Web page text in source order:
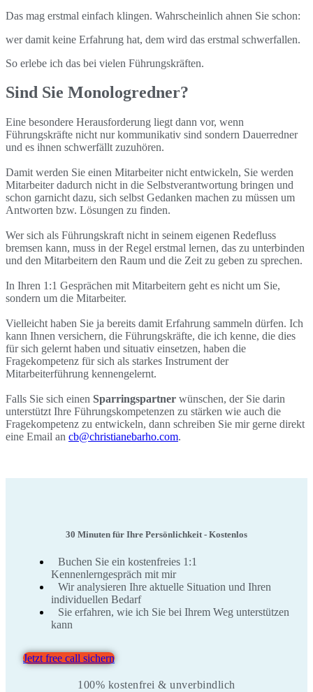
Das mag erstmal einfach klingen. Wahrscheinlich ahnen Sie schon:
wer damit keine Erfahrung hat, dem wird das erstmal schwerfallen.
So erlebe ich das bei vielen Führungskräften.
Sind Sie Monologredner?
Eine besondere Herausforderung liegt dann vor, wenn
Führungskräfte nicht nur kommunikativ sind sondern Dauerredner
und es ihnen schwerfällt zuzuhören.
Damit werden Sie einen Mitarbeiter nicht entwickeln, Sie werden
Mitarbeiter dadurch nicht in die Selbstverantwortung bringen und
schon garnicht dazu, sich selbst Gedanken machen zu müssen um
Antworten bzw. Lösungen zu finden.
Wer sich als Führungskraft nicht in seinem eigenen Redefluss
bremsen kann, muss in der Regel erstmal lernen, das zu unterbinden
und den Mitarbeitern den Raum und die Zeit zu geben zu sprechen.
In Ihren 1:1 Gesprächen mit Mitarbeitern geht es nicht um Sie,
sondern um die Mitarbeiter.
Vielleicht haben Sie ja bereits damit Erfahrung sammeln dürfen. Ich
kann Ihnen versichern, die Führungskräfte, die ich kenne, die dies
für sich gelernt haben und situativ einsetzen, haben die
Fragekompetenz für sich als starkes Instrument der
Mitarbeiterführung kennengelernt.
Falls Sie sich einen Sparringspartner wünschen, der Sie darin
unterstützt Ihre Führungskompetenzen zu stärken wie auch die
Fragekompetenz zu entwickeln, dann schreiben Sie mir gerne direkt
eine Email an cb@christianebarho.com.
30 Minuten für Ihre Persönlichkeit - Kostenlos
Buchen Sie ein kostenfreies 1:1
Kennenlerngespräch mit mir
Wir analysieren Ihre aktuelle Situation und Ihren
individuellen Bedarf
Sie erfahren, wie ich Sie bei Ihrem Weg unterstützen
kann
Jetzt free call sichern
100% kostenfrei & unverbindlich